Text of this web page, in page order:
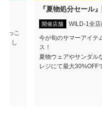
っこ
トし
『夏物処分セール
開催店舗
WILD-1全
今が旬のサマーアイテ
ス！
夏物ウェアやサンダル
レジにて最大30%OFF